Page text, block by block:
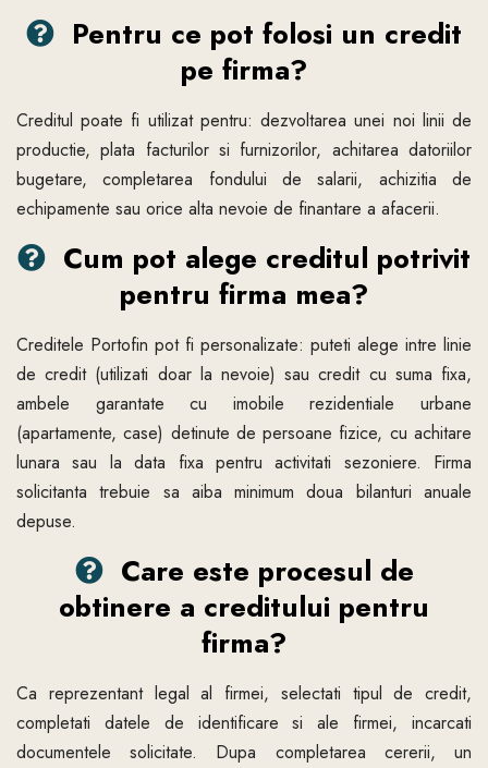
Pentru ce pot folosi un credit
pe firma?
Creditul poate fi utilizat pentru: dezvoltarea unei noi linii de
productie, plata facturilor si furnizorilor, achitarea datoriilor
bugetare, completarea fondului de salarii, achizitia de
echipamente sau orice alta nevoie de finantare a afacerii.
Cum pot alege creditul potrivit
pentru firma mea?
Creditele Portofin pot fi personalizate: puteti alege intre linie
de credit (utilizati doar la nevoie) sau credit cu suma fixa,
ambele garantate cu imobile rezidentiale urbane
(apartamente, case) detinute de persoane fizice, cu achitare
lunara sau la data fixa pentru activitati sezoniere. Firma
solicitanta trebuie sa aiba minimum doua bilanturi anuale
depuse.
Care este procesul de
obtinere a creditului pentru
firma?
Ca reprezentant legal al firmei, selectati tipul de credit,
completati datele de identificare si ale firmei, incarcati
documentele solicitate. Dupa completarea cererii, un